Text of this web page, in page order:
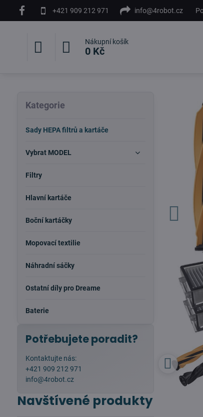
+421 909 212 971 info@4robot.cz
Nákupní košík
0 Kč
Kategorie
Sady HEPA filtrů a kartáče
Vybrat MODEL
Filtry
Hlavní kartáče
Boční kartáčky
Mopovací textilie
Náhradní sáčky
Ostatní díly pro Dreame
Baterie
Potřebujete poradit?
Kontaktujte nás:
+421 909 212 971
info@4robot.cz
Navštívené produkty